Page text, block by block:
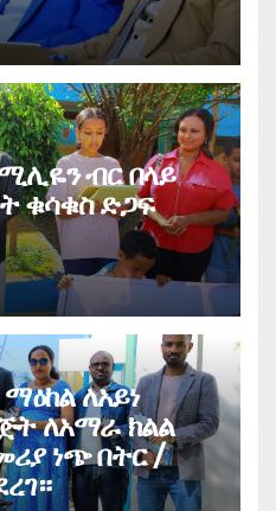
ብር በላይ
ቁሳቁስ ድጋፍ
ለአይነ
ለአማራ ክልል
ነጭ በትር /